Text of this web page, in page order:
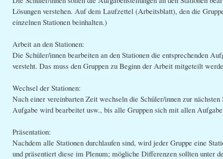
Lösungen verstehen. Auf dem Laufzettel (Arbeitsblatt), den die
einzelnen Stationen beinhalten.)
Arbeit an den Stationen:
Die Schüler/innen bearbeiten an den Stationen die entsprechenden
versteht. Das muss den Gruppen zu Beginn der Arbeit mitgeteilt
Wechsel der Stationen:
Nach einer vereinbarten Zeit wechseln die Schüler/innen zur
Aufgabe wird bearbeitet usw., bis alle Gruppen sich mit allen
Präsentation:
Nachdem alle Stationen durchlaufen sind, wird jeder Gruppe eine
und präsentiert diese im Plenum; mögliche Differenzen sollten unter